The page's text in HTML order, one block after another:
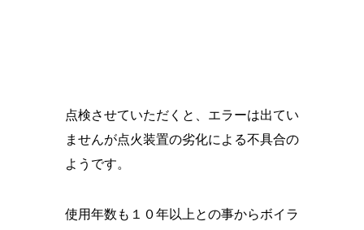
点検させていただくと、エラーは出てい
ませんが点火装置の劣化による不具合の
ようです。
使用年数も１０年以上との事からボイラ